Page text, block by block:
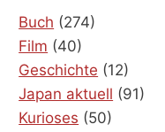
Buch (274)
Film (40)
Geschichte (12)
Japan aktuell (91)
Kurioses (50)